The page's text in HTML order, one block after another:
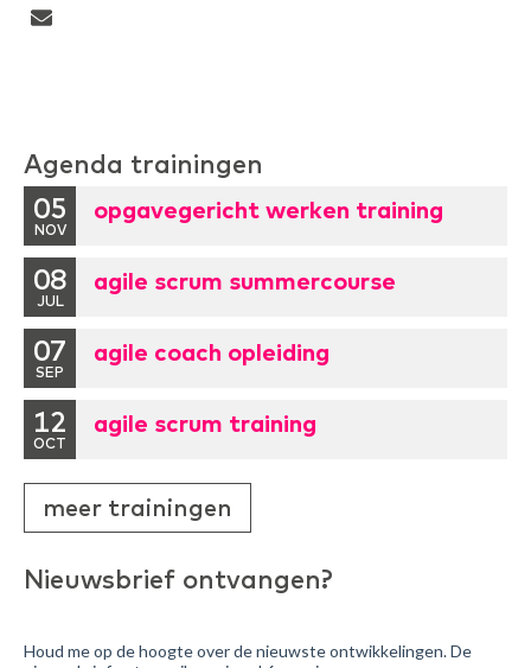
Agenda trainingen
05
NOV
opgavegericht werken training
08
JUL
agile scrum summercourse
07
SEP
agile coach opleiding
12
OCT
agile scrum training
meer trainingen
Nieuwsbrief ontvangen?